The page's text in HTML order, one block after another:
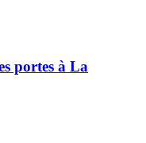
portes à La